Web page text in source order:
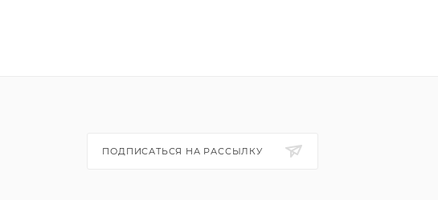
ПОДПИСАТЬСЯ НА РАССЫЛКУ